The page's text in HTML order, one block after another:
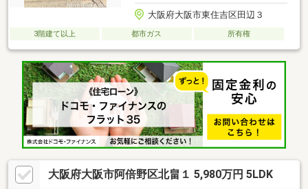
大阪府大阪市東住吉区田辺３
3階建て以上 都市ガス 所有権
大阪府大阪市阿倍野区北畠１ 5,980万円 5LDK